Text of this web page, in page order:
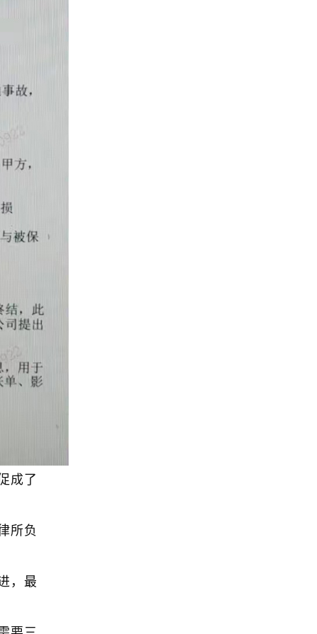
成了
所负
，最